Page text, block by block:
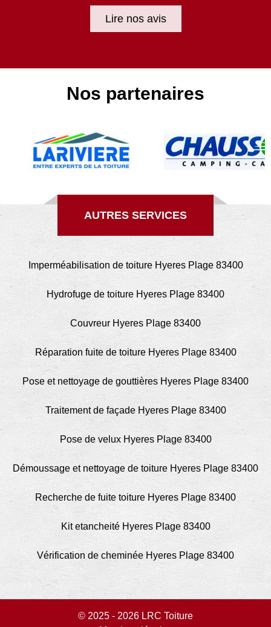
Lire nos avis
Nos partenaires
AUTRES SERVICES
Imperméabilisation de toiture Hyeres Plage 83400
Hydrofuge de toiture Hyeres Plage 83400
Couvreur Hyeres Plage 83400
Réparation fuite de toiture Hyeres Plage 83400
Pose et nettoyage de gouttières Hyeres Plage 83400
Traitement de façade Hyeres Plage 83400
Pose de velux Hyeres Plage 83400
Démoussage et nettoyage de toiture Hyeres Plage 83400
Recherche de fuite toiture Hyeres Plage 83400
Kit etancheité Hyeres Plage 83400
Vérification de cheminée Hyeres Plage 83400
© 2025 - 2026 LRC Toiture